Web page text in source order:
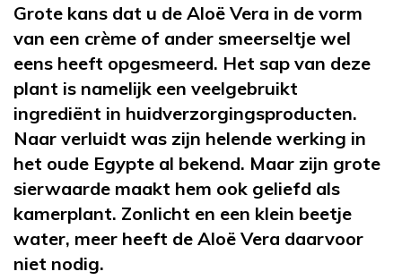
Grote kans dat u de Aloë Vera in de vorm
van een crème of ander smeerseltje wel
eens heeft opgesmeerd. Het sap van deze
plant is namelijk een veelgebruikt
ingrediënt in huidverzorgingsproducten.
Naar verluidt was zijn helende werking in
het oude Egypte al bekend. Maar zijn grote
sierwaarde maakt hem ook geliefd als
kamerplant. Zonlicht en een klein beetje
water, meer heeft de Aloë Vera daarvoor
niet nodig.